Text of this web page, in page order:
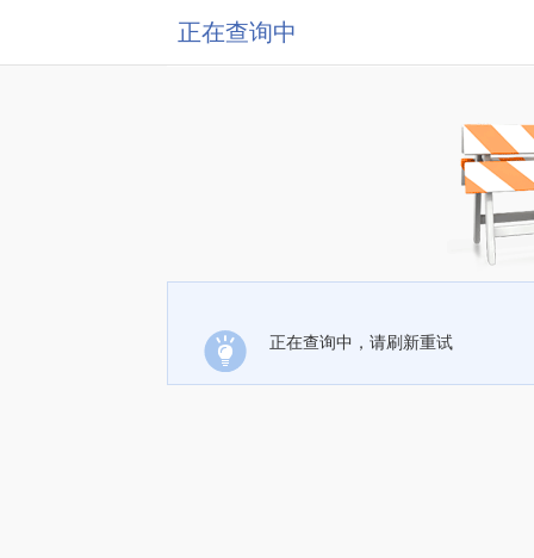
正在查询中
正在查询中，请刷新重试